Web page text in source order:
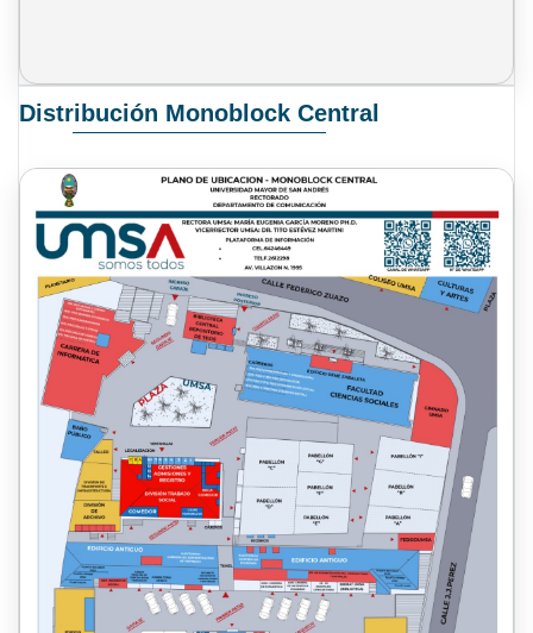
Distribución Monoblock Central